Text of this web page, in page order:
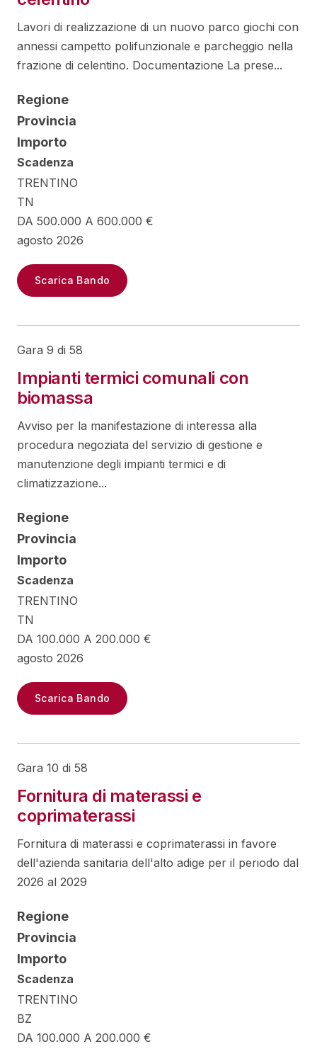
Lavori di realizzazione di un nuovo parco giochi con
annessi campetto polifunzionale e parcheggio nella
frazione di celentino. Documentazione La prese...
Regione
Provincia
Importo
Scadenza
TRENTINO
TN
DA 500.000 A 600.000 €
agosto 2026
Scarica Bando
Gara 9 di 58
Impianti termici comunali con
biomassa
Avviso per la manifestazione di interessa alla
procedura negoziata del servizio di gestione e
manutenzione degli impianti termici e di
climatizzazione...
Regione
Provincia
Importo
Scadenza
TRENTINO
TN
DA 100.000 A 200.000 €
agosto 2026
Scarica Bando
Gara 10 di 58
Fornitura di materassi e
coprimaterassi
Fornitura di materassi e coprimaterassi in favore
dell'azienda sanitaria dell'alto adige per il periodo dal
2026 al 2029
Regione
Provincia
Importo
Scadenza
TRENTINO
BZ
DA 100.000 A 200.000 €